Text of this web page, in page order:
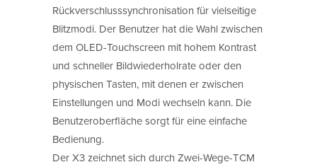
Rückverschlusssynchronisation für vielseitige
Blitzmodi. Der Benutzer hat die Wahl zwischen
dem OLED-Touchscreen mit hohem Kontrast
und schneller Bildwiederholrate oder den
physischen Tasten, mit denen er zwischen
Einstellungen und Modi wechseln kann. Die
Benutzeroberfläche sorgt für eine einfache
Bedienung.
Der X3 zeichnet sich durch Zwei-Wege-TCM